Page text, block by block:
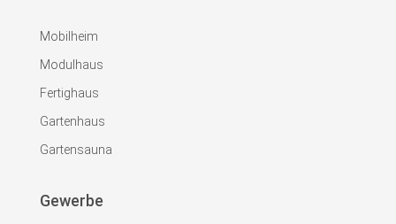
Mobilheim
Modulhaus
Fertighaus
Gartenhaus
Gartensauna
Gewerbe